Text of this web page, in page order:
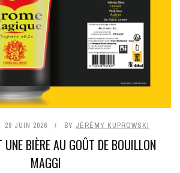
29 JUIN 2026 BY JÉRÉMY KUPROWSKI
BIÈRE AU GOÛT DE BOUILLON
MAGGI